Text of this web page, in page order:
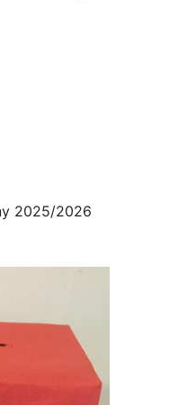
2025/2026